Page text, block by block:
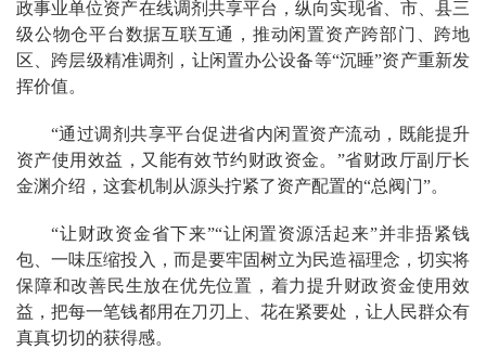
政事业单位资产在线调剂共享平台，纵向实现省、市、县三
级公物仓平台数据互联互通，推动闲置资产跨部门、跨地
区、跨层级精准调剂，让闲置办公设备等“沉睡”资产重新发
挥价值。
“通过调剂共享平台促进省内闲置资产流动，既能提升
资产使用效益，又能有效节约财政资金。”省财政厅副厅长
金渊介绍，这套机制从源头拧紧了资产配置的“总阀门”。
“让财政资金省下来”“让闲置资源活起来”并非捂紧钱
包、一味压缩投入，而是要牢固树立为民造福理念，切实将
保障和改善民生放在优先位置，着力提升财政资金使用效
益，把每一笔钱都用在刀刃上、花在紧要处，让人民群众有
真真切切的获得感。